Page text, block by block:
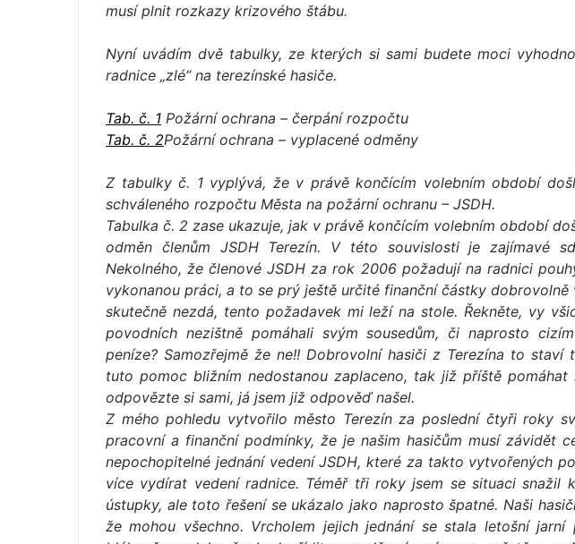
musí plnit rozkazy krizového štábu.
Nyní uvádím dvě tabulky, ze kterých si sami budete moci
radnice „zlé“ na terezínské hasiče.
Tab. č. 1 Požární ochrana – čerpání rozpočtu
Tab. č. 2Požární ochrana – vyplacené odměny
Z tabulky č. 1 vyplývá, že v právě končícím volebním období
schváleného rozpočtu Města na požární ochranu – JSDH.
Tabulka č. 2 zase ukazuje, jak v právě končícím volebním období
odměn členům JSDH Terezín. V této souvislosti je zajímavé
Nekolného, že členové JSDH za rok 2006 požadují na radnici
vykonanou práci, a to se prý ještě určité finanční částky dobrovolně
skutečně nezdá, tento požadavek mi leží na stole. Řekněte, vy
povodních nezištně pomáhali svým sousedům, či naprosto
peníze? Samozřejmě že ne!! Dobrovolní hasiči z Terezína to
tuto pomoc bližním nedostanou zaplaceno, tak již příště
odpovězte si sami, já jsem již odpověď našel.
Z mého pohledu vytvořilo město Terezín za poslední čtyři roky
pracovní a finanční podmínky, že je našim hasičům musí závidět
nepochopitelné jednání vedení JSDH, které za takto vytvořených
více vydírat vedení radnice. Téměř tři roky jsem se situaci snažil
ústupky, ale toto řešení se ukázalo jako naprosto špatné. Naši
že mohou všechno. Vrcholem jejich jednání se stala letošní jarní